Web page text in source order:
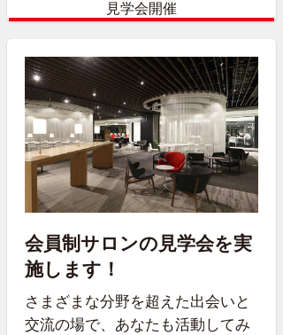
見学会開催
会員制サロンの見学会を実
施します！
さまざまな分野を超えた出会いと
交流の場で、あなたも活動してみ